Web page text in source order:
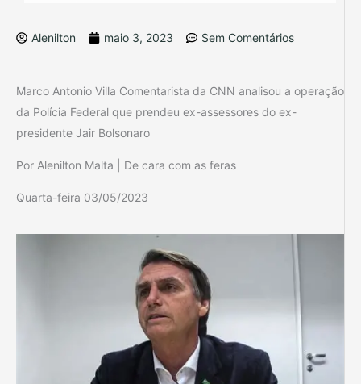
Alenilton maio 3, 2023 Sem Comentários
Marco Antonio Villa Comentarista da CNN analisou a operação
da Polícia Federal que prendeu ex-assessores do ex-
presidente Jair Bolsonaro
Por Alenilton Malta | De cara com as feras
Quarta-feira 03/05/2023